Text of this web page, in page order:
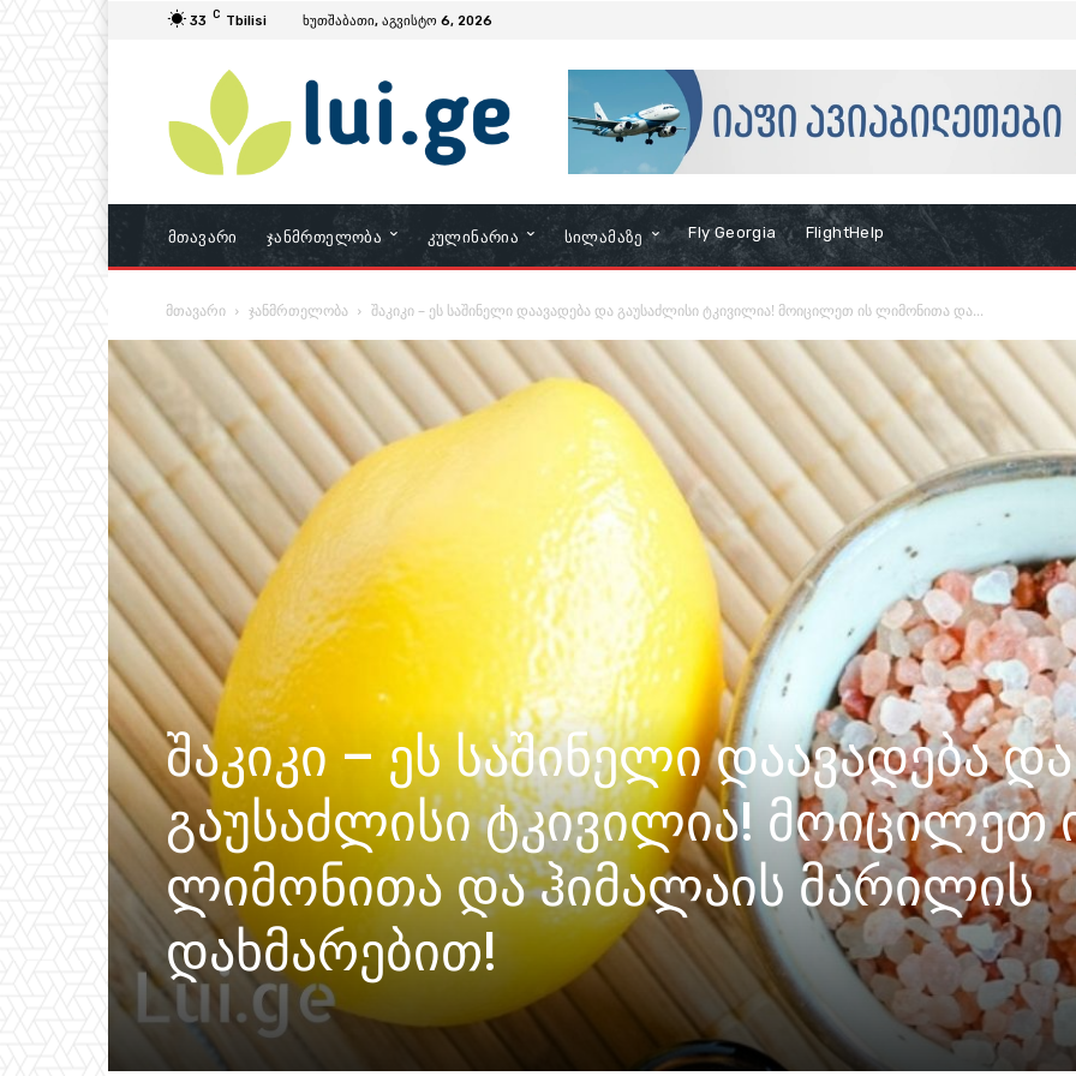
33 C Tbilisi ხუთშაბათი, აგვისტო 6, 2026
Მთავარი Ჯანმრთელობა Კულინარია Სილამაზე Fly Georgia FlightHelp
მთავარი ჯანმრთელობა შაკიკი – ეს საშინელი დაავადება და გაუსაძლისი ტკივილია! მოიცილეთ ის ლიმონითა და...
შაკიკი – ეს საშინელი დაავადება და
გაუსაძლისი ტკივილია! მოიცილეთ
ლიმონითა და ჰიმალაის მარილის
დახმარებით!